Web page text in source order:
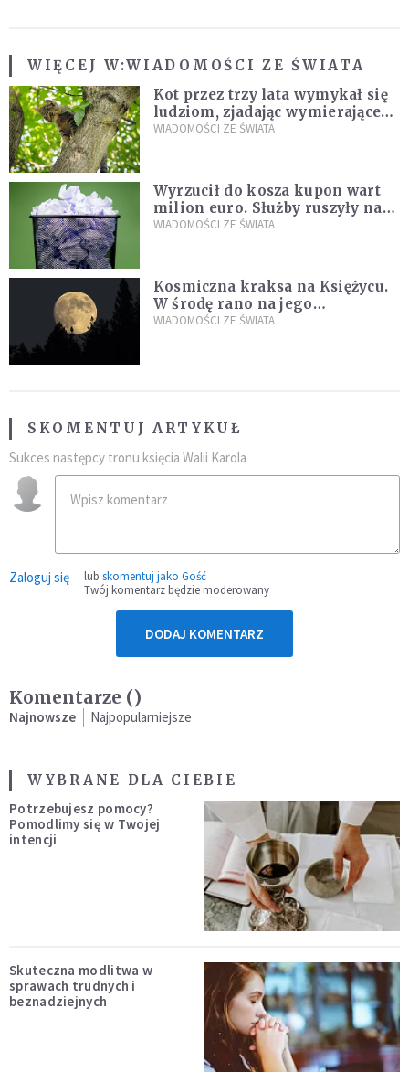
WIĘCEJ W:WIADOMOŚCI ZE ŚWIATA
Kot przez trzy lata wymykał się
ludziom, zjadając wymierające
kaczki. W końcu popełnił
WIADOMOŚCI ZE ŚWIATA
Wyrzucił do kosza kupon wart
milion euro. Służby ruszyły na
poszukiwania
WIADOMOŚCI ZE ŚWIATA
Kosmiczna kraksa na Księżycu.
W środę rano na jego
powierzchni dojdzie do
WIADOMOŚCI ZE ŚWIATA
SKOMENTUJ ARTYKUŁ
Sukces następcy tronu księcia Walii Karola
Zaloguj się lub skomentuj jako Gość
Twój komentarz będzie moderowany
DODAJ KOMENTARZ
Komentarze ()
Najnowsze Najpopularniejsze
WYBRANE DLA CIEBIE
Potrzebujesz pomocy?
Pomodlimy się w Twojej
intencji
Skuteczna modlitwa w
sprawach trudnych i
beznadziejnych